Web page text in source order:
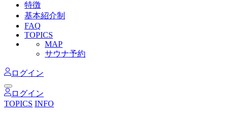
特徴
基本紹介制
FAQ
TOPICS
MAP
サウナ予約
ログイン
ログイン
TOPICS INFO